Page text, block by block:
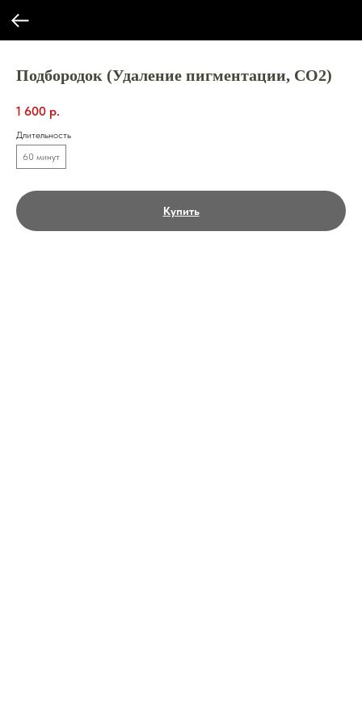
Подбородок (Удаление пигментации, СО2)
1 600 р.
Длительность
60 минут
Купить